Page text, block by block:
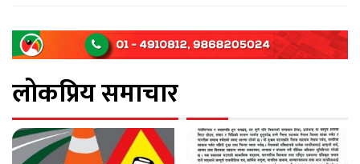
पश्चिम राजमार्ग अवरुद्ध [...]
लोकप्रिय समाचार